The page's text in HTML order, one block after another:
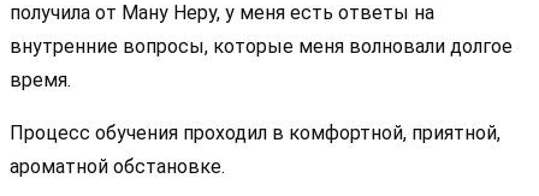
получила от Ману Неру, у меня есть ответы на
внутренние вопросы, которые меня волновали долгое
время.
Процесс обучения проходил в комфортной, приятной,
ароматной обстановке.